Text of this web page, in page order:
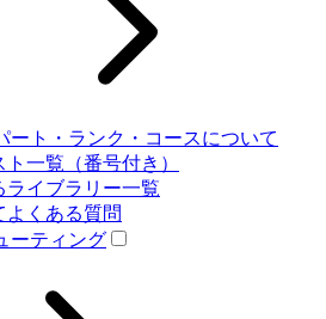
ート・ランク・コースについて
一覧（番号付き）
ライブラリー一覧
よくある質問
ーティング